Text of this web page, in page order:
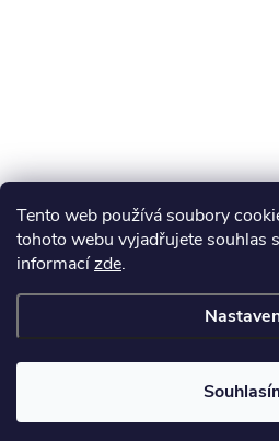
Tento web používá soubory
tohoto webu vyjadřujete souhlas
informacízde.